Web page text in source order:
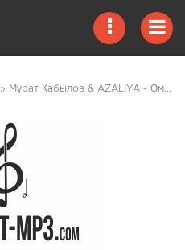
» Мұрат Қабылов & AZALIYA - Өмір кітабы mp3 скачать